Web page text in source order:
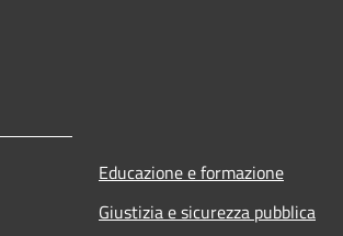
Educazione e formazione
Giustizia e sicurezza pubblica